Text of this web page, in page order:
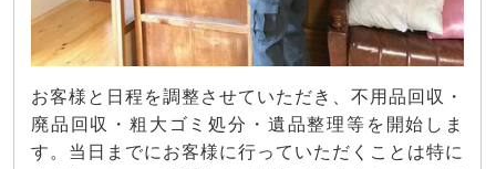
お客様と日程を調整させていただき、不用品回収・
廃品回収・粗大ゴミ処分・遺品整理等を開始しま
す。当日までにお客様に行っていただくことは特に